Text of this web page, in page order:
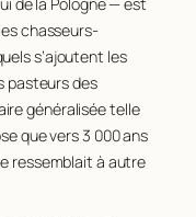
chasseurs-
s’ajoutent les
pasteurs des
généralisée telle
que vers 3 000 ans
ressemblait à autre